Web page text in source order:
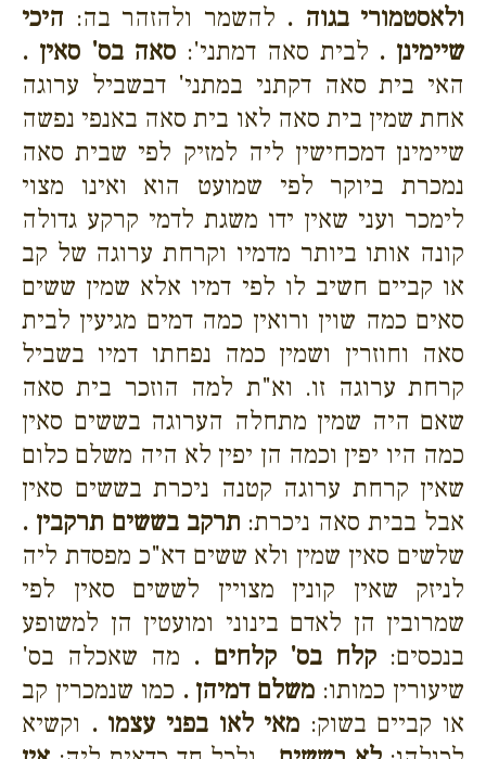
ולאסטמורי בגוה . להשמר ולהזהר בה: היכי
שיימינן . לבית סאה דמתני': סאה בס' סאין .
האי בית סאה דקתני במתני' דבשביל ערוגה
אחת שמין בית סאה לאו בית סאה באנפי נפשה
שיימינן דמכחישין ליה למזיק לפי שבית סאה
נמכרת ביוקר לפי שמועט הוא ואינו מצוי
לימכר ועני שאין ידו משגת לדמי קרקע גדולה
קונה אותו ביותר מדמיו וקרחת ערוגה של קב
או קביים חשיב לו לפי דמיו אלא שמין ששים
סאים כמה שוין ורואין כמה דמים מגיעין לבית
סאה וחוזרין ושמין כמה נפחתו דמיו בשביל
קרחת ערוגה זו. וא"ת למה הוזכר בית סאה
שאם היה שמין מתחלה הערוגה בששים סאין
כמה היו יפין וכמה הן יפין לא היה משלם כלום
שאין קרחת ערוגה קטנה ניכרת בששים סאין
אבל בבית סאה ניכרת: תרקב בששים תרקבין .
שלשים סאין שמין ולא ששים דא"כ מפסדת ליה
לניזק שאין קונין מצויין לששים סאין לפי
שמרובין הן לאדם בינוני ומועטין הן למשופע
בנכסים:קלח בס' קלחים . מה שאכלה בס'
שיעורין כמותו: משלם דמיהן . כמו שנמכרין קב
או קביים בשוק: מאי לאו בפני עצמו . וקשיא